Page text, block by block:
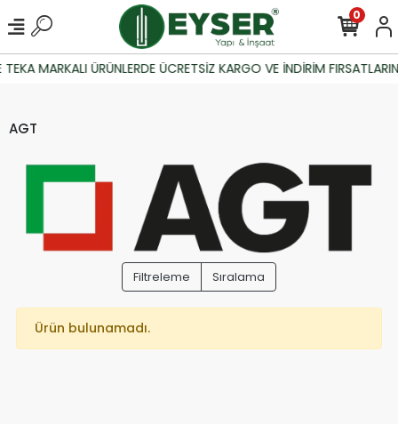
MARKALI ÜRÜNLERDE ÜCRETSİZ KARGO VE İNDİRİM
0
AGT
Filtreleme Sıralama
Ürün bulunamadı.